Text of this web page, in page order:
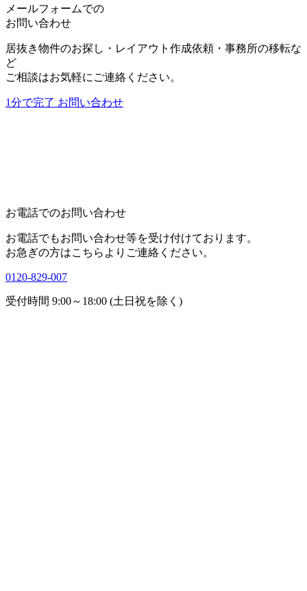
メールフォームでの
お問い合わせ
居抜き物件のお探し・レイアウト作成依頼・事務所の移転な
ど
ご相談はお気軽にご連絡ください。
1分で完了 お問い合わせ
お電話でのお問い合わせ
お電話でもお問い合わせ等を受け付けております。
お急ぎの方はこちらよりご連絡ください。
0120-829-007
受付時間 9:00～18:00 (土日祝を除く)